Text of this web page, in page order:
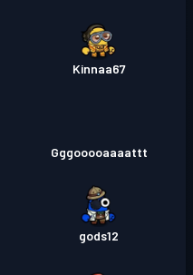
Kinnaa67
Gggooooaaaattt
gods12